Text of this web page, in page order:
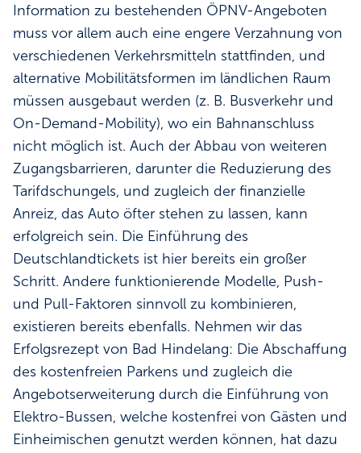
Information zu bestehenden ÖPNV-Angeboten
muss vor allem auch eine engere Verzahnung von
verschiedenen Verkehrsmitteln stattfinden, und
alternative Mobilitätsformen im ländlichen Raum
müssen ausgebaut werden (z. B. Busverkehr und
On-Demand-Mobility), wo ein Bahnanschluss
nicht möglich ist. Auch der Abbau von weiteren
Zugangsbarrieren, darunter die Reduzierung des
Tarifdschungels, und zugleich der finanzielle
Anreiz, das Auto öfter stehen zu lassen, kann
erfolgreich sein. Die Einführung des
Deutschlandtickets ist hier bereits ein großer
Schritt. Andere funktionierende Modelle, Push-
und Pull-Faktoren sinnvoll zu kombinieren,
existieren bereits ebenfalls. Nehmen wir das
Erfolgsrezept von Bad Hindelang: Die Abschaffung
des kostenfreien Parkens und zugleich die
Angebotserweiterung durch die Einführung von
Elektro-Bussen, welche kostenfrei von Gästen und
Einheimischen genutzt werden können, hat dazu